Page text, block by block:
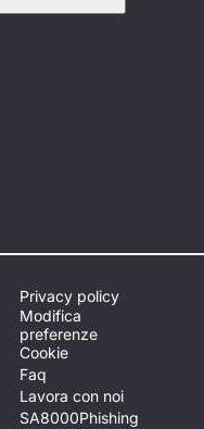
Privacy policy
Modifica
preferenze
Cookie
Faq
Lavora con noi
SA8000Phishing